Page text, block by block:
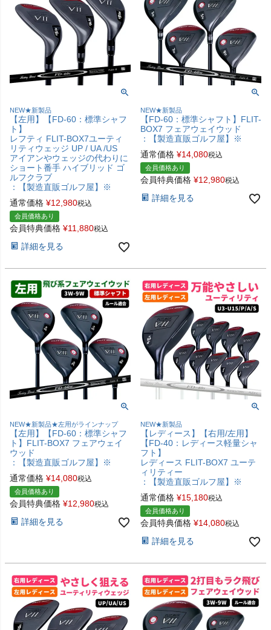
NEW★新製品
【左用】【FD-60：標準シャフ
ト】
レフティ FLIT-BOX7ユーティ
リティウェッジ UP / UA /US
アイアンやウェッジの代わりに
ショート番手 ハイブリッド ゴ
ルフクラブ
：【製造直販ゴルフ屋】※
通常価格 ¥12,980税込
会員価格あり
会員特典価格 ¥11,880税込
詳細を見る
NEW★新製品
【FD-60：標準シャフト】FLIT-
BOX7 フェアウェイウッド
：【製造直販ゴルフ屋】※
通常価格 ¥14,080税込
会員価格あり
会員特典価格 ¥12,980税込
詳細を見る
NEW★新製品★左用がラインナップ
【左用】【FD-60：標準シャフ
ト】FLIT-BOX7 フェアウェイ
ウッド
：【製造直販ゴルフ屋】※
通常価格 ¥14,080税込
会員価格あり
会員特典価格 ¥12,980税込
詳細を見る
NEW★新製品
【レディース】【右用/左用】
【FD-40：レディース軽量シャ
フト】
レディース FLIT-BOX7 ユーテ
ィリティー
：【製造直販ゴルフ屋】※
通常価格 ¥15,180税込
会員価格あり
会員特典価格 ¥14,080税込
詳細を見る